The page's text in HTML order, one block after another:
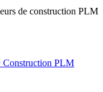
de construction PLM
Construction PLM